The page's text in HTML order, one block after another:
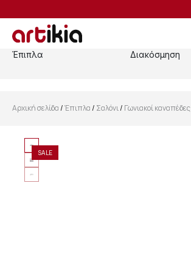
Έπιπλα Διακόσμηση
Αρχική σελίδα/Έπιπλα/ Σαλόνι/ Γωνιακοί καναπέδες
SALE